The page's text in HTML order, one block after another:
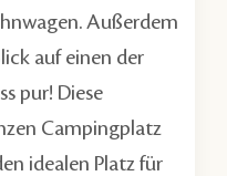
Außerdem
auf einen der
pur! Diese
Campingplatz
idealen Platz für